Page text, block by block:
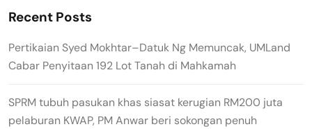
Recent Posts
Pertikaian Syed Mokhtar–Datuk Ng Memuncak, UMLand
Cabar Penyitaan 192 Lot Tanah di Mahkamah
SPRM tubuh pasukan khas siasat kerugian RM200 juta
pelaburan KWAP, PM Anwar beri sokongan penuh